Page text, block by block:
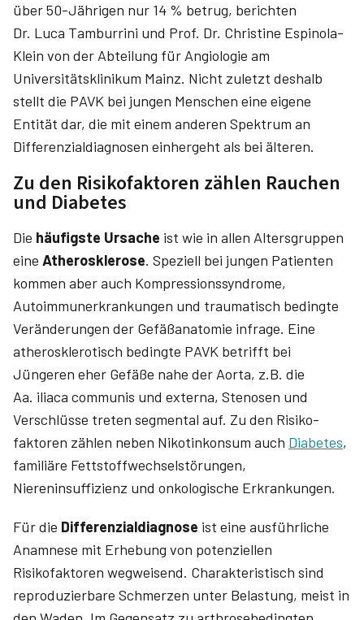
über 50-Jährigen nur 14 % betrug, berichten
Dr. Luca Tamburrini­ und Prof. Dr. Christine Espinola­-
Klein von der Abteilung für Angiologie am
Universitätsklinikum Mainz. Nicht zuletzt deshalb
stellt die PAVK bei jungen Menschen eine eigene
Entität dar, die mit einem anderen Spektrum an
Differenzialdiagnosen einhergeht als bei älteren.
Zu den Risikofaktoren zählen Rauchen
und Diabetes
Die häufigste Ursache ist wie in allen Altersgruppen
eine Atherosklerose. Speziell bei jungen Patienten
kommen aber auch Kompressions­syndrome,
Autoimmunerkrankungen und traumatisch bedingte
Veränderungen der Gefäßanatomie infrage. Eine
atherosklerotisch bedingte PAVK betrifft bei
Jüngeren eher Gefäße nahe der Aorta, z.B. die
Aa. iliaca communis und externa, Stenosen und
Verschlüsse treten segmental auf. Zu den Risiko­
faktoren zählen neben Nikotinkonsum auch Diabetes,
familiäre Fettstoffwechselstörungen,
Niereninsuffizienz und onkologische Erkrankungen­.
Für die Differenzialdiagnose ist eine ausführliche
Anamnese mit Erhebung von potenziellen
Risikofaktoren wegweisend. Charakteristisch sind
reproduzierbare Schmerzen unter Belastung, meist in